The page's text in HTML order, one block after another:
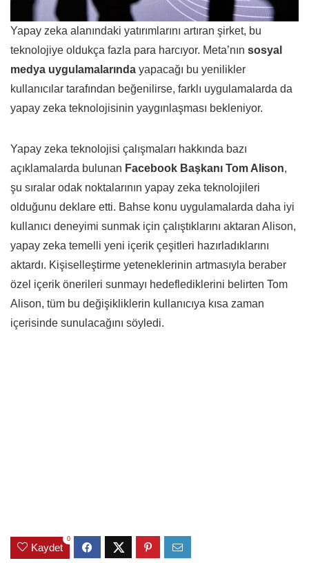
Yapay zeka alanındaki yatırımlarını artıran şirket, bu
teknolojiye oldukça fazla para harcıyor. Meta’nın sosyal
medya uygulamalarında yapacağı bu yenilikler
kullanıcılar tarafından beğenilirse, farklı uygulamalarda da
yapay zeka teknolojisinin yaygınlaşması bekleniyor.
Yapay zeka teknolojisi çalışmaları hakkında bazı
açıklamalarda bulunan Facebook Başkanı Tom Alison,
şu sıralar odak noktalarının yapay zeka teknolojileri
olduğunu deklare etti. Bahse konu uygulamalarda daha iyi
kullanıcı deneyimi sunmak için çalıştıklarını aktaran Alison,
yapay zeka temelli yeni içerik çeşitleri hazırladıklarını
aktardı. Kişiselleştirme yeteneklerinin artmasıyla beraber
özel içerik önerileri sunmayı hedeflediklerini belirten Tom
Alison, tüm bu değişikliklerin kullanıcıya kısa zaman
içerisinde sunulacağını söyledi.
Kaydet
0